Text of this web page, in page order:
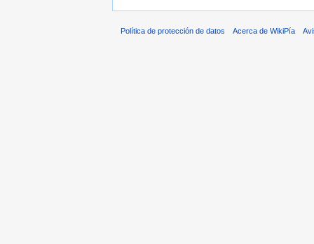
Política de protección de datos Acerca de WikiPía